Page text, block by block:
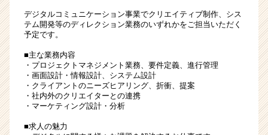
デジタルコミュニケーション事業でクリエイティブ制作、シス
テム開発等のディレクション業務のいずれかをご担当いただく
予定です。
■主な業務内容
・プロジェクトマネジメント業務、要件定義、進行管理
・画面設計・情報設計、システム設計
・クライアントのニーズヒアリング、折衝、提案
・社内外のクリエイターとの連携
・マーケティング設計・分析
■求人の魅力